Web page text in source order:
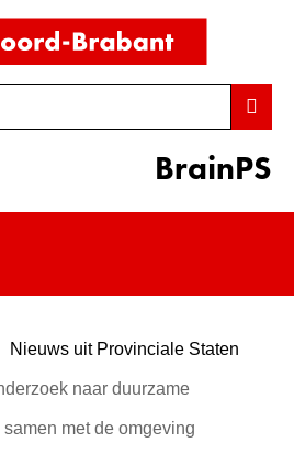
Ga
de
inhoud
BrainPS
Nieuws uit Provinciale Staten
naar duurzame
met de omgeving